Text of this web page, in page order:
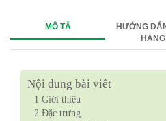
MÔ TẢ
HƯỚNG
HÀNG
Nội dung bài viết
1 Giới thiệu
2 Đặc trưng